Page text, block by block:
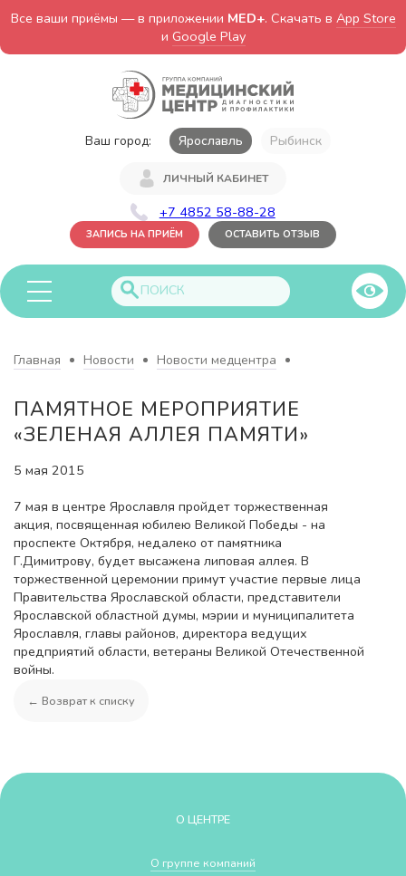
Все ваши приёмы — в приложении MED+. Скачать в App Store
и Google Play
Ваш город: Ярославль Рыбинск
ЛИЧНЫЙ КАБИНЕТ
+7 4852 58-88-28
ЗАПИСЬ НА ПРИЁМ ОСТАВИТЬ ОТЗЫВ
Главная Новости Новости медцентра
ПАМЯТНОЕ МЕРОПРИЯТИЕ
«ЗЕЛЕНАЯ АЛЛЕЯ ПАМЯТИ»
5 мая 2015
7 мая в центре Ярославля пройдет торжественная
акция, посвященная юбилею Великой Победы - на
проспекте Октября, недалеко от памятника
Г.Димитрову, будет высажена липовая аллея. В
торжественной церемонии примут участие первые лица
Правительства Ярославской области, представители
Ярославской областной думы, мэрии и муниципалитета
Ярославля, главы районов, директора ведущих
предприятий области, ветераны Великой Отечественной
войны.
← Возврат к списку
О ЦЕНТРЕ
О группе компаний